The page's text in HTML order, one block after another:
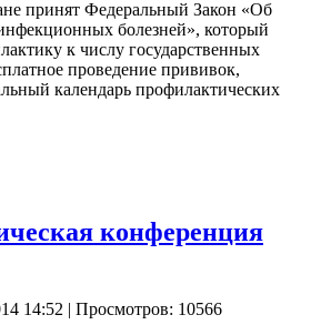
принят Федеральный Закон «Об
болезней», который
к числу государственных
проведение прививок,
календарь профилактических
конференция
14:52 | Просмотров: 10566